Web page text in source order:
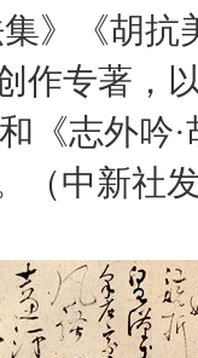
》《胡
作专著，
《志外吟
（中新社